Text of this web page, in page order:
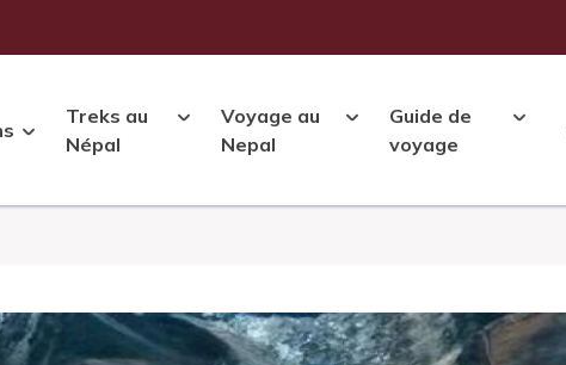
Treks au
Népal
Voyage au
Nepal
Guide de
voyage